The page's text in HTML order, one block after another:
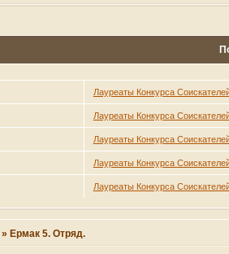
Лауреаты Конкурса
Лауреаты Конкурса
Лауреаты Конкурса
Лауреаты Конкурса
Лауреаты Конкурса
» Ермак 5. Отряд.